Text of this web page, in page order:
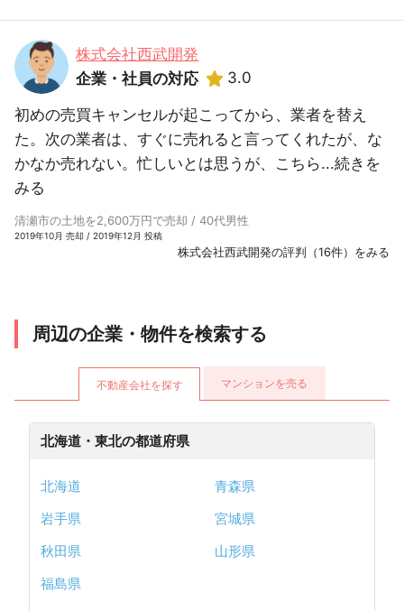
株式会社西武開発
企業・社員の対応
3.0
初めの売買キャンセルが起こってから、業者を替え
た。次の業者は、すぐに売れると言ってくれたが、な
かなか売れない。忙しいとは思うが、こちら...続きを
みる
清瀬市の土地を2,600万円で売却 / 40代男性
2019年10月 売却 / 2019年12月 投稿
株式会社西武開発の評判（16件）をみる
周辺の企業・物件を検索する
不動産会社を探す マンションを売る
北海道・東北の都道府県
北海道
青森県
岩手県
宮城県
秋田県
山形県
福島県